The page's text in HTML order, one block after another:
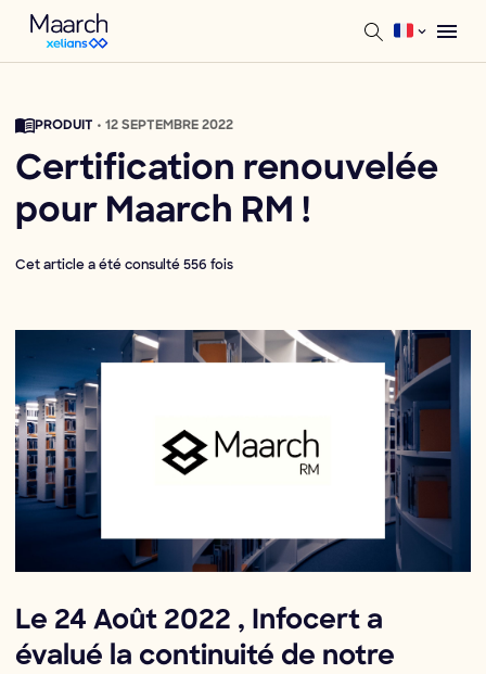
PRODUIT • 12 SEPTEMBRE 2022
Certification renouvelée
pour Maarch RM !
Cet article a été consulté 556 fois
Le 24 Août 2022 , Infocert a
évalué la continuité de notre